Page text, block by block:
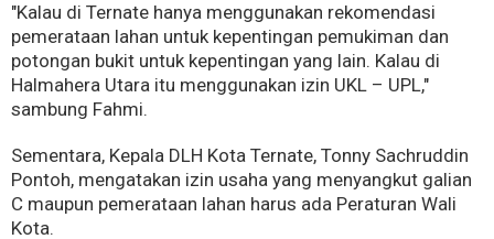
"Kalau di Ternate hanya menggunakan rekomendasi
pemerataan lahan untuk kepentingan pemukiman dan
potongan bukit untuk kepentingan yang lain. Kalau di
Halmahera Utara itu menggunakan izin UKL – UPL,"
sambung Fahmi.
Sementara, Kepala DLH Kota Ternate, Tonny Sachruddin
Pontoh, mengatakan izin usaha yang menyangkut galian
C maupun pemerataan lahan harus ada Peraturan Wali
Kota.